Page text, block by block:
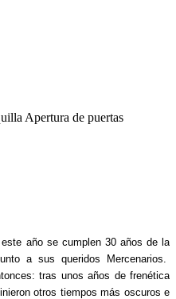
Apertura de puertas
año se cumplen 30 años de la
a sus queridos Mercenarios.
tras unos años de frenética
otros tiempos más oscuros e